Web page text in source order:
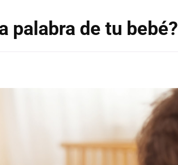
palabra de tu bebé?